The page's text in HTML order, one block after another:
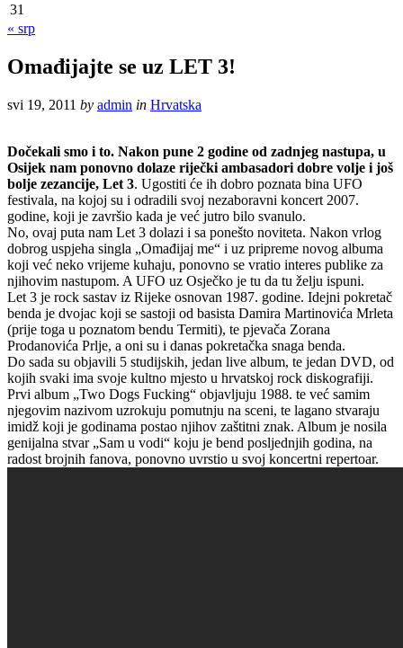
31
« srp
Omađijajte se uz LET 3!
svi 19, 2011 by admin in Hrvatska
Dočekali smo i to. Nakon pune 2 godine od zadnjeg nastupa, u
Osijek nam ponovno dolaze riječki ambasadori dobre volje i još
bolje zezancije, Let 3. Ugostiti će ih dobro poznata bina UFO
festivala, na kojoj su i odradili svoj nezaboravni koncert 2007.
godine, koji je završio kada je već jutro bilo svanulo.
No, ovaj puta nam Let 3 dolazi i sa ponešto noviteta. Nakon vrlog
dobrog uspjeha singla „Omađijaj me“ i uz pripreme novog albuma
koji već neko vrijeme kuhaju, ponovno se vratio interes publike za
njihovim nastupom. A UFO uz Osječko je tu da tu želju ispuni.
Let 3 je rock sastav iz Rijeke osnovan 1987. godine. Idejni pokretač
benda je dvojac koji se sastoji od basista Damira Martinovića Mrleta
(prije toga u poznatom bendu Termiti), te pjevača Zorana
Prodanovića Prlje, a oni su i danas pokretačka snaga benda.
Do sada su objavili 5 studijskih, jedan live album, te jedan DVD, od
kojih svaki ima svoje kultno mjesto u hrvatskoj rock diskografiji.
Prvi album „Two Dogs Fucking“ objavljuju 1988. te već samim
njegovim nazivom uzrokuju pomutnju na sceni, te lagano stvaraju
imidž koji je godinama postao njihov zaštitni znak. Album je nosila
genijalna stvar „Sam u vodi“ koju je bend posljednjih godina, na
radost brojnih fanova, ponovno uvrstio u svoj koncertni repertoar.